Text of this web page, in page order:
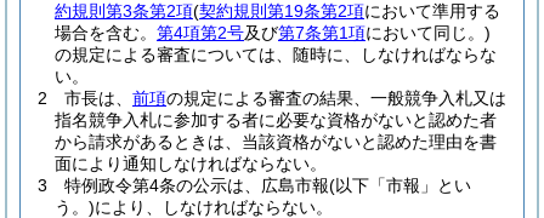
約規則第3条第2項(契約規則第19条第2項において準用する
場合を含む。 第4項第2号及び第7条第1項において同じ。)
の規定による審査については、随時に、しなければならな
い。
2
市長は、 前項の規定による審査の結果、一般競争入札又は
指名競争入札に参加する者に必要な資格がないと認めた者
から請求があるときは、当該資格がないと認めた理由を書
面により通知しなければならない。
3
特例政令第4条の公示は、広島市報(以下「市報」とい
う。)により、しなければならない。